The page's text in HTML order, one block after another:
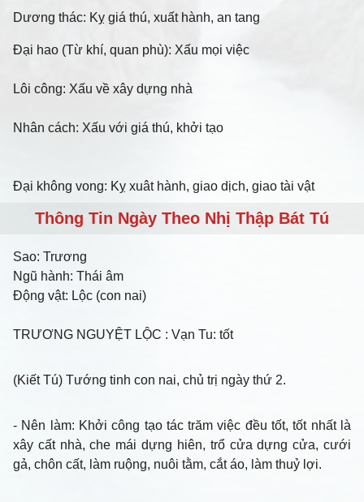
Dương thác: Kỵ giá thú, xuất hành, an tang
Đại hao (Từ khí, quan phù): Xấu mọi việc
Lôi công: Xấu về xây dựng nhà
Nhân cách: Xấu với giá thú, khởi tạo
Đại không vong: Kỵ xuât hành, giao dịch, giao tài vật
Thông Tin Ngày Theo Nhị Thập Bát Tú
Sao: Trương
Ngũ hành: Thái âm
Động vật: Lộc (con nai)
TRƯƠNG NGUYỆT LỘC : Vạn Tu: tốt
(Kiết Tú) Tướng tinh con nai, chủ trị ngày thứ 2.
- Nên làm: Khởi công tạo tác trăm việc đều tốt, tốt nhất là
xây cất nhà, che mái dựng hiên, trổ cửa dựng cửa, cưới
gả, chôn cất, làm ruộng, nuôi tằm, cắt áo, làm thuỷ lợi.